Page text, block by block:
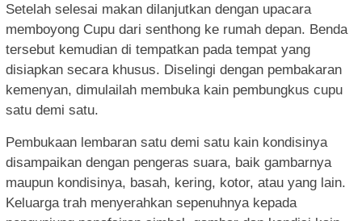
Setelah selesai makan dilanjutkan dengan upacara
memboyong Cupu dari senthong ke rumah depan. Benda
tersebut kemudian di tempatkan pada tempat yang
disiapkan secara khusus. Diselingi dengan pembakaran
kemenyan, dimulailah membuka kain pembungkus cupu
satu demi satu.
Pembukaan lembaran satu demi satu kain kondisinya
disampaikan dengan pengeras suara, baik gambarnya
maupun kondisinya, basah, kering, kotor, atau yang lain.
Keluarga trah menyerahkan sepenuhnya kepada